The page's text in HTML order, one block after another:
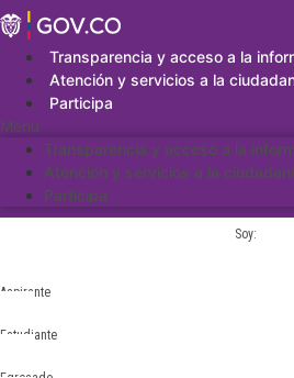
Saltar
al
contenidoTransparencia y acceso a la
Atención y servicios a la
Participa
Menu
Transparencia y acceso a la
Atención y servicios a la
Participa
Soy:
Aspirante
Estudiante